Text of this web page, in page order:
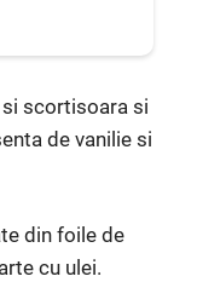
scortisoara si
de vanilie si
din foile de
cu ulei.